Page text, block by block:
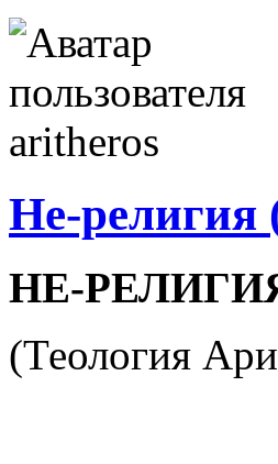
Не-религия
НЕ-
(Теология